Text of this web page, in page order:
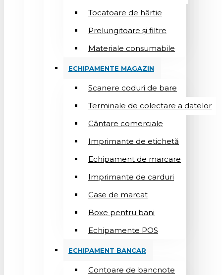
Tocatoare de hârtie
Prelungitoare și filtre
Materiale consumabile
ECHIPAMENTE MAGAZIN
Scanere coduri de bare
Terminale de colectare a datelor
Cântare comerciale
Imprimante de etichetă
Echipament de marcare
Imprimante de carduri
Case de marcat
Boxe pentru bani
Echipamente POS
ECHIPAMENT BANCAR
Contoare de bancnote